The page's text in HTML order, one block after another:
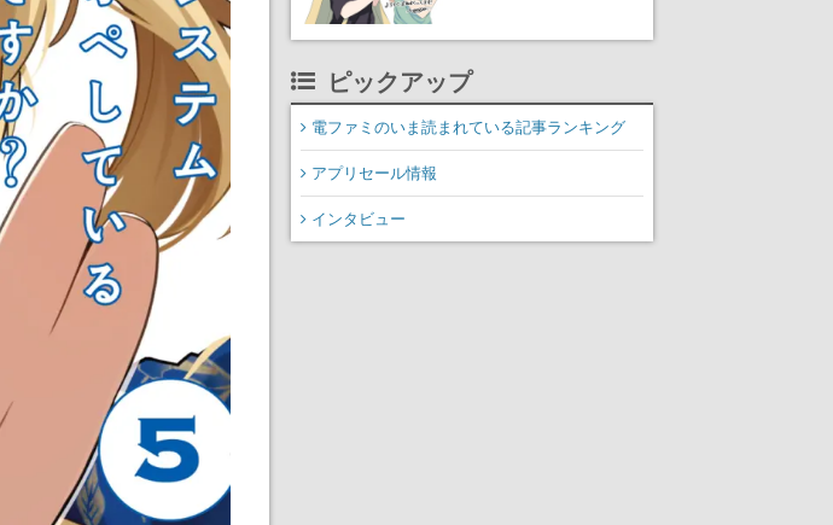
ピックアップ
電ファミのいま読まれている記事ランキング
アプリセール情報
インタビュー